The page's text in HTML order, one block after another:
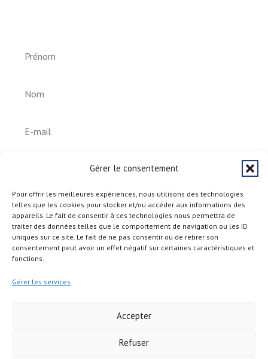
Gérer le consentement
Pour offrir les meilleures expériences, nous utilisons des technologies
telles que les cookies pour stocker et/ou accéder aux informations des
appareils. Le fait de consentir à ces technologies nous permettra de
traiter des données telles que le comportement de navigation ou les ID
uniques sur ce site. Le fait de ne pas consentir ou de retirer son
consentement peut avoir un effet négatif sur certaines caractéristiques et
fonctions.
Gérer les services
Accepter
Refuser
S'abonner
Copyright © 2026